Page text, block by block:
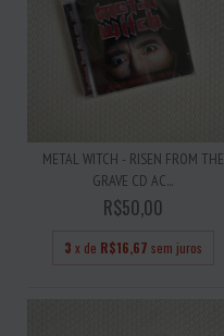
METAL WITCH - RISEN FROM THE
GRAVE CD AC...
R$50,00
3 x de R$16,67 sem juros